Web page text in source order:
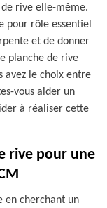
rive elle-même.
pour rôle essentiel
et de donner
planche de rive
avez le choix entre
vous aider un
à réaliser cette
rive pour une
en cherchant un